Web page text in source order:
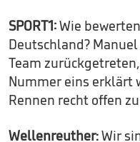
SPORT1:Wie
Deutschland?
Team
Nummer eins erklärt
Rennen recht offen
Wellenreuther:Wir